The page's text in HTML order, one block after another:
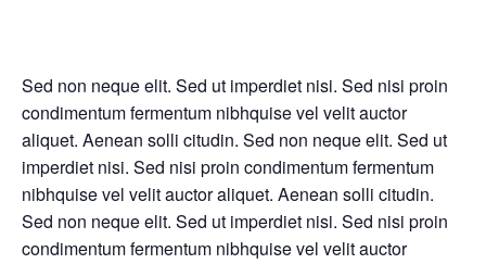
Sed non neque elit. Sed ut imperdiet nisi. Sed nisi proin
condimentum fermentum nibhquise vel velit auctor
aliquet. Aenean solli citudin. Sed non neque elit. Sed ut
imperdiet nisi. Sed nisi proin condimentum fermentum
nibhquise vel velit auctor aliquet. Aenean solli citudin.
Sed non neque elit. Sed ut imperdiet nisi. Sed nisi proin
condimentum fermentum nibhquise vel velit auctor